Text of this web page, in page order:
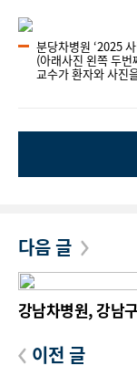
분당차병원 ‘2025
(아래사진 왼쪽 두
교수가 환자와 사진
다음 글
강남차병원, 강남
이전 글